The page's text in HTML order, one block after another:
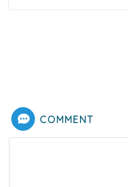
COMMENT